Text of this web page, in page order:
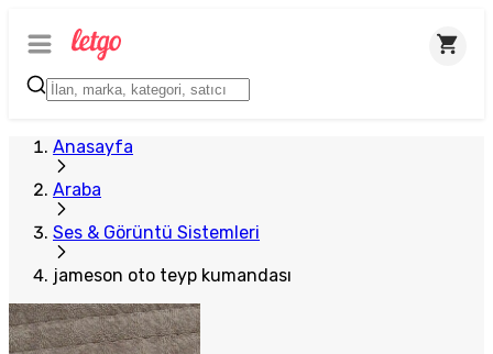
Anasayfa
Araba
Ses & Görüntü Sistemleri
jameson oto teyp kumandası